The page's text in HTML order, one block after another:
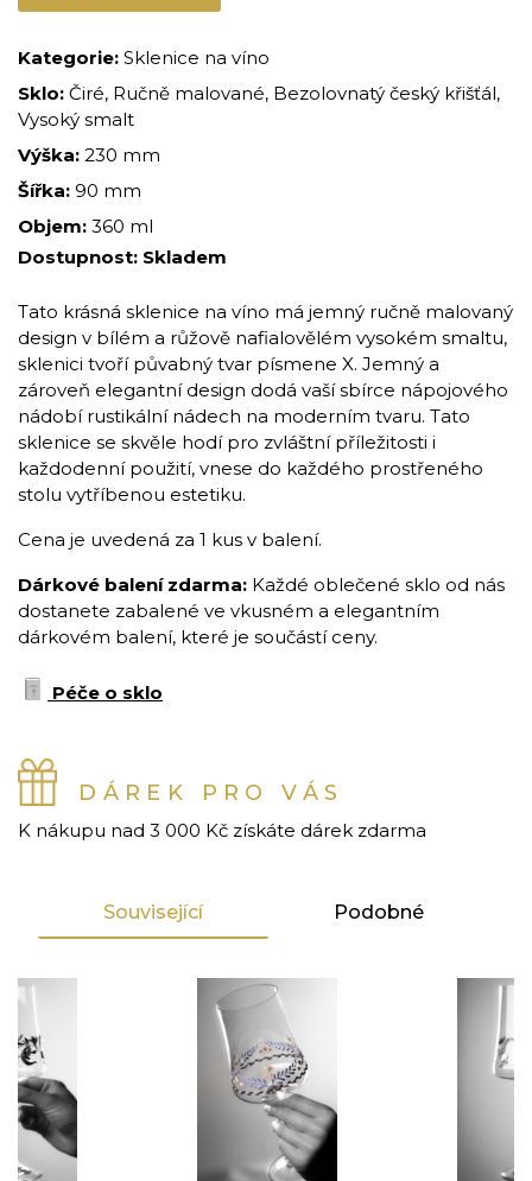
Kategorie: Sklenice na víno
Sklo: Čiré, Ručně malované, Bezolovnatý český křišťál,
Vysoký smalt
Výška: 230 mm
Šířka: 90 mm
Objem: 360 ml
Dostupnost: Skladem
Tato krásná sklenice na víno má jemný ručně malovaný
design v bílém a růžově nafialovělém vysokém smaltu,
sklenici tvoří půvabný tvar písmene X. Jemný a
zároveň elegantní design dodá vaší sbírce nápojového
nádobí rustikální nádech na moderním tvaru. Tato
sklenice se skvěle hodí pro zvláštní příležitosti i
každodenní použití, vnese do každého prostřeného
stolu vytříbenou estetiku.
Cena je uvedená za 1 kus v balení.
Dárkové balení zdarma: Každé oblečené sklo od nás
dostanete zabalené ve vkusném a elegantním
dárkovém balení, které je součástí ceny.
Péče o sklo
DÁREK PRO VÁS
K nákupu nad 3 000 Kč získáte dárek zdarma
Související Podobné